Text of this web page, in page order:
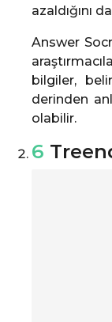
azaldığını
Answer
bilgiler,
derinden
olabilir.
6